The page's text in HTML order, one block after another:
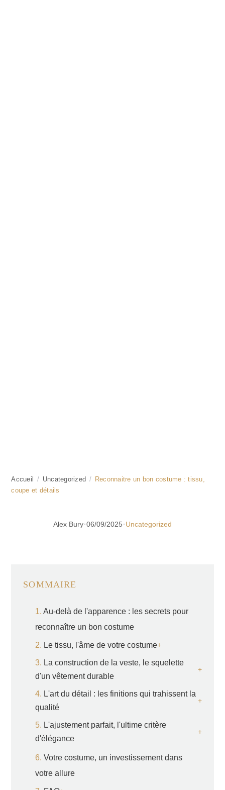
Accueil / Uncategorized / Reconnaitre un bon costume : tissu,
coupe et détails
Alex Bury·06/09/2025·Uncategorized
SOMMAIRE
Au-delà de l'apparence : les secrets pour
reconnaître un bon costume
Le tissu, l'âme de votre costume
La construction de la veste, le squelette
d'un vêtement durable
L'art du détail : les finitions qui trahissent la
qualité
L'ajustement parfait, l'ultime critère
d'élégance
Votre costume, un investissement dans
votre allure